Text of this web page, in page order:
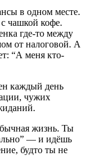
в одном месте.
чашкой кофе.
где-то между
от налоговой. А
“А меня кто-
каждый день
чужих
жизнь. Ты
— и идёшь
будто ты не